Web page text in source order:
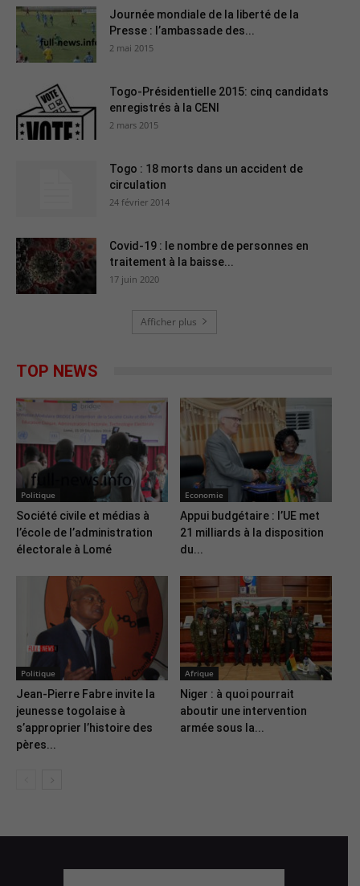
Journée mondiale de la liberté de la
Presse : l’ambassade des...
2 mai 2015
Togo-Présidentielle 2015: cinq candidats
enregistrés à la CENI
2 mars 2015
Togo : 18 morts dans un accident de
circulation
24 février 2014
Covid-19 : le nombre de personnes en
traitement à la baisse...
17 juin 2020
Afficher plus
TOP NEWS
Politique
Société civile et médias à
l’école de l’administration
électorale à Lomé
Economie
Appui budgétaire : l’UE met
21 milliards à la disposition
du...
Politique
Jean-Pierre Fabre invite la
jeunesse togolaise à
s’approprier l’histoire des
pères...
Afrique
Niger : à quoi pourrait
aboutir une intervention
armée sous la...